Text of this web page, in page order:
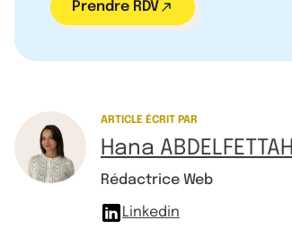
Prendre RDV
ARTICLE ÉCRIT PAR
Hana ABDELFETTAH
Rédactrice Web
Linkedin